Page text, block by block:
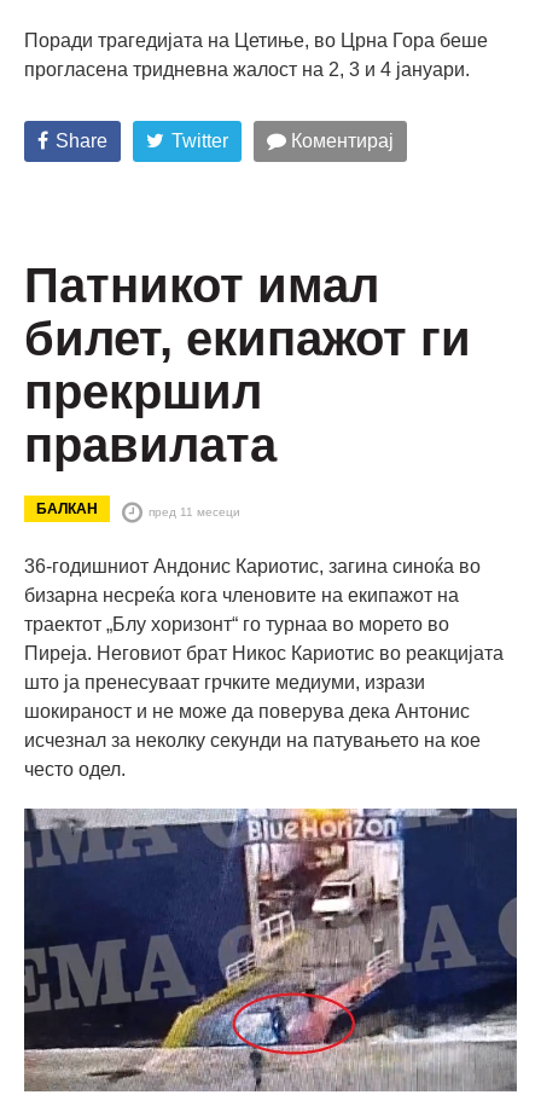
Поради трагедијата на Цетиње, во Црна Гора беше
прогласена тридневна жалост на 2, 3 и 4 јануари.
Share Twitter Коментирај
Патникот имал
билет, екипажот ги
прекршил
правилата
БАЛКАН пред 11 месеци
36-годишниот Андонис Кариотис, загина синоќа во
бизарна несреќа кога членовите на екипажот на
траектот „Блу хоризонт“ го турнаа во морето во
Пиреја. Неговиот брат Никос Кариотис во реакцијата
што ја пренесуваат грчките медиуми, изрази
шокираност и не може да поверува дека Антонис
исчезнал за неколку секунди на патувањето на кое
често одел.